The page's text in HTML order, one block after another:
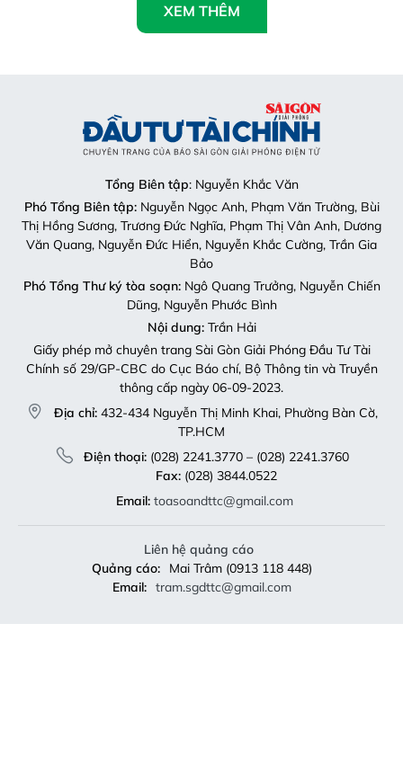
XEM THÊM
Tổng Biên tập: Nguyễn Khắc Văn
Phó Tổng Biên tập:Nguyễn Ngọc Anh, Phạm Văn Trường, Bùi
Thị Hồng Sương, Trương Đức Nghĩa, Phạm Thị Vân Anh, Dương
Văn Quang, Nguyễn Đức Hiển, Nguyễn Khắc Cường, Trần Gia
Bảo
Phó Tổng Thư ký tòa soạn:Ngô Quang Trưởng, Nguyễn Chiến
Dũng, Nguyễn Phước Bình
Nội dung:Trần Hải
Giấy phép mở chuyên trang Sài Gòn Giải Phóng Đầu Tư Tài
Chính số 29/GP-CBC do Cục Báo chí, Bộ Thông tin và Truyền
thông cấp ngày 06-09-2023.
Địa chỉ: 432-434 Nguyễn Thị Minh Khai, Phường Bàn Cờ,
TP.HCM
Điện thoại:(028) 2241.3770 – (028) 2241.3760
Fax:(028) 3844.0522
Email: toasoandttc@gmail.com
Liên hệ quảng cáo
Quảng cáo:
Mai Trâm (0913 118 448)
Email: tram.sgdttc@gmail.com